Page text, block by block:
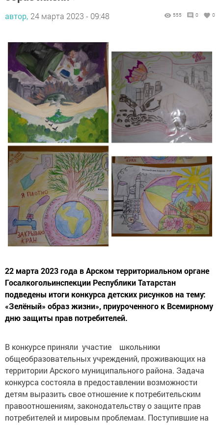
автор,
Госалкогольинспекции Республики Татарстан
подведены итоги конкурса детских рисунков на тему:
«Зелёный» образ жизни», приуроченного к Всемирному
дню защиты прав потребителей.
общеобразовательных учреждений, проживающих на
территории Арского муниципального района. Задача
конкурса состояла в предоставлении возможности
детям выразить свое отношение к потребительским
правоотношениям, законодательству о защите прав
потребителей и мировым проблемам. Поступившие на
конкурс работы были обезличены, и пронумерованы.